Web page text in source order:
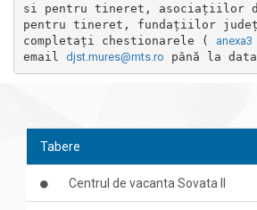
si pentru tineret, asociațiilor
pentru tineret, fundațiilor
completați chestionarele ( anexa3
email djst.mures@mts.ro până la
Tabere
Centrul de vacanta Sovata II